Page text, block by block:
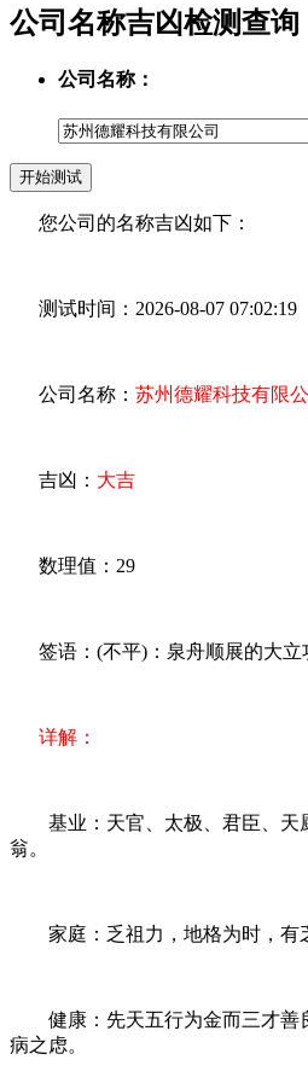
公司名称吉凶检测查询
公司名称：
您公司的名称吉凶如下：
测试时间：2026-08-07 07:02:19
公司名称： 苏州德耀科技有限
吉凶： 大吉
数理值：29
签语：(不平)：泉舟顺展的大立
详解：
基业：天官、太极、君臣、天
翁。
家庭：乏祖力，地格为时，有
健康：先天五行为金而三才善
病之虑。